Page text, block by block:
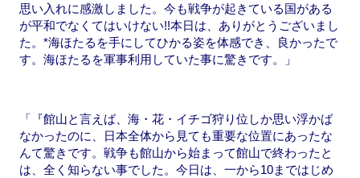
思い入れに感激しました。今も戦争が起きている国がある
が平和でなくてはいけない!!本日は、ありがとうございまし
た。*海ほたるを手にしてひかる姿を体感でき、良かったで
す。海ほたるを軍事利用していた事に驚きです。」
「『館山と言えば、海・花・イチゴ狩り位しか思い浮かば
なかったのに、日本全体から見ても重要な位置にあったな
んて驚きです。戦争も館山から始まって館山で終わったと
は、全く知らない事でした。今日は、一から10まではじめ